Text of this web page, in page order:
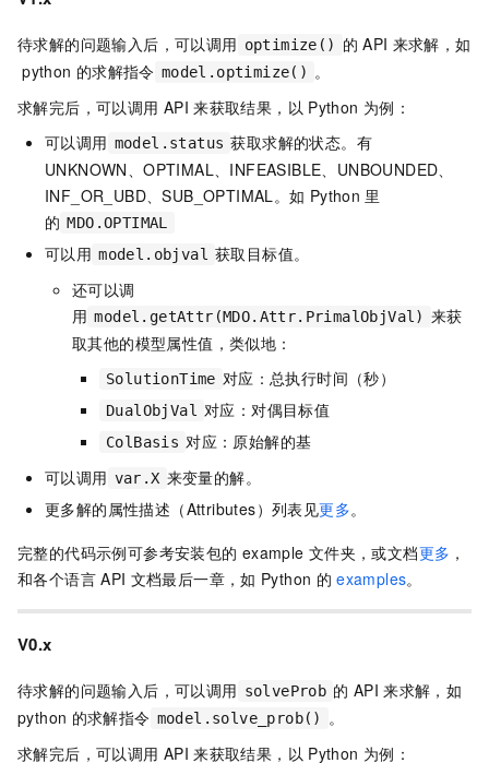
待求解的问题输入后，可以调用 optimize() 的 API 来求解，如
python 的求解指令 model.optimize() 。
求解完后，可以调用 API 来获取结果，以 Python 为例：
可以调用 model.status 获取求解的状态。有
UNKNOWN、OPTIMAL、INFEASIBLE、UNBOUNDED、
INF_OR_UBD、SUB_OPTIMAL。如 Python 里
的 MDO.OPTIMAL
可以用 model.objval 获取目标值。
还可以调
用 model.getAttr(MDO.Attr.PrimalObjVal) 来获
取其他的模型属性值，类似地：
SolutionTime 对应：总执行时间（秒）
DualObjVal 对应：对偶目标值
ColBasis 对应：原始解的基
可以调用 var.X 来变量的解。
更多解的属性描述（Attributes）列表见更多。
完整的代码示例可参考安装包的 example 文件夹，或文档更多 ，
和各个语言 API 文档最后一章，如 Python 的 examples。
V0.x
待求解的问题输入后，可以调用 solveProb 的 API 来求解，如
python 的求解指令 model.solve_prob()
。
求解完后，可以调用 API 来获取结果，以 Python 为例：